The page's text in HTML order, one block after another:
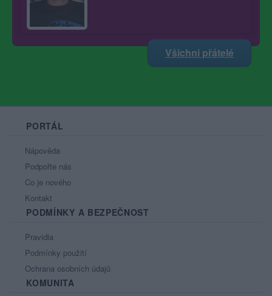
Všichni přátelé
PORTÁL
Nápověda
Podpořte nás
Co je nového
Kontakt
PODMÍNKY A BEZPEČNOST
Pravidla
Podmínky použití
Ochrana osobních údajů
KOMUNITA